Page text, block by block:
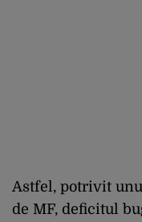
Astfel, potrivit
de MF, deficitul